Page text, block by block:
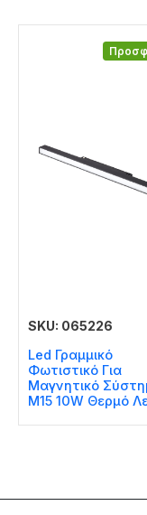
SKU: 065226
Led Γραμμικό
Φωτιστικό Για
Μαγνητικό
Μ15 10W Θερμό